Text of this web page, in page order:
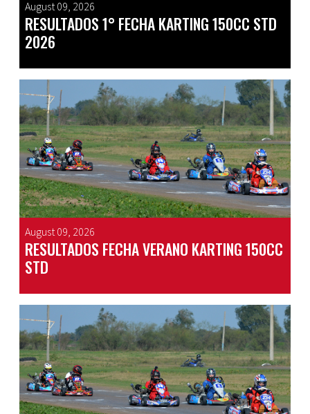
August 09, 2026
RESULTADOS 1° FECHA KARTING 150CC STD
2026
August 09, 2026
RESULTADOS FECHA VERANO KARTING 150CC
STD